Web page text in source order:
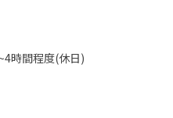
時間程度(休日)